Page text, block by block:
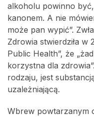
alkoholu powinno
kanonem. A nie
może pan wypić”.
Zdrowia stwierdziła w
Public Health”, że
korzystna dla
rodzaju, jest
uzależniającą.
Wbrew powtarzanym